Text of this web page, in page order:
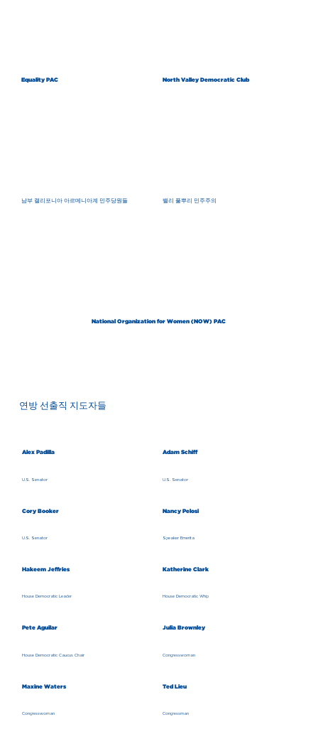
Equality PAC North Valley Democratic Club
남부 캘리포니아 아르메니아계 민주당원들 밸리 풀뿌리 민주주의
National Organization for Women (NOW) PAC
연방 선출직 지도자들
Alex Padilla
U.S. Senator
Adam Schiff
U.S. Senator
Cory Booker
U.S. Senator
Nancy Pelosi
Speaker Emerita
Hakeem Jeffries
House Democratic Leader
Katherine Clark
House Democratic Whip
Pete Aguilar
House Democratic Caucus Chair
Julia Brownley
Congresswoman
Maxine Waters
Congresswoman
Ted Lieu
Congressman